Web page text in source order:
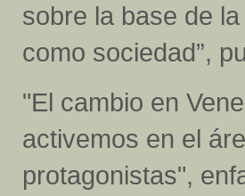
sobre la base de
como sociedad”,
"El cambio en
activemos en el
protagonistas",